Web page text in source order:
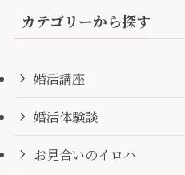
カテゴリーから探す
婚活講座
婚活体験談
お見合いのイロハ